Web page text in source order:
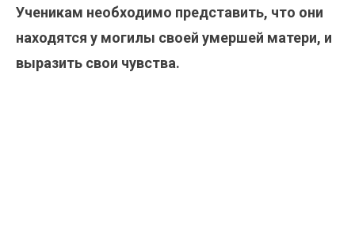
Ученикам необходимо представить, что они
находятся у могилы своей умершей матери, и
выразить свои чувства.